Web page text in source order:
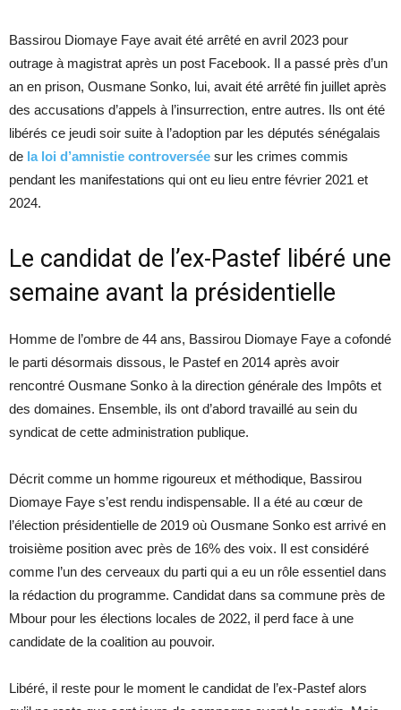
Bassirou Diomaye Faye avait été arrêté en avril 2023 pour
outrage à magistrat après un post Facebook. Il a passé près d’un
an en prison, Ousmane Sonko, lui, avait été arrêté fin juillet après
des accusations d’appels à l’insurrection, entre autres. Ils ont été
libérés ce jeudi soir suite à l’adoption par les députés sénégalais
de la loi d’amnistie controversée sur les crimes commis
pendant les manifestations qui ont eu lieu entre février 2021 et
2024.
Le candidat de l’ex-Pastef libéré une
semaine avant la présidentielle
Homme de l’ombre de 44 ans, Bassirou Diomaye Faye a cofondé
le parti désormais dissous, le Pastef en 2014 après avoir
rencontré Ousmane Sonko à la direction générale des Impôts et
des domaines. Ensemble, ils ont d’abord travaillé au sein du
syndicat de cette administration publique.
Décrit comme un homme rigoureux et méthodique, Bassirou
Diomaye Faye s’est rendu indispensable. Il a été au cœur de
l’élection présidentielle de 2019 où Ousmane Sonko est arrivé en
troisième position avec près de 16% des voix. Il est considéré
comme l’un des cerveaux du parti qui a eu un rôle essentiel dans
la rédaction du programme. Candidat dans sa commune près de
Mbour pour les élections locales de 2022, il perd face à une
candidate de la coalition au pouvoir.
Libéré, il reste pour le moment le candidat de l’ex-Pastef alors